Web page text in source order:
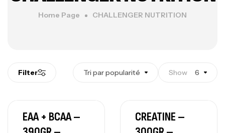
Home Page CHALLENGER NUTRITION
Filter Tri par popularité Show 6
EAA + BCAA –
CREATINE –